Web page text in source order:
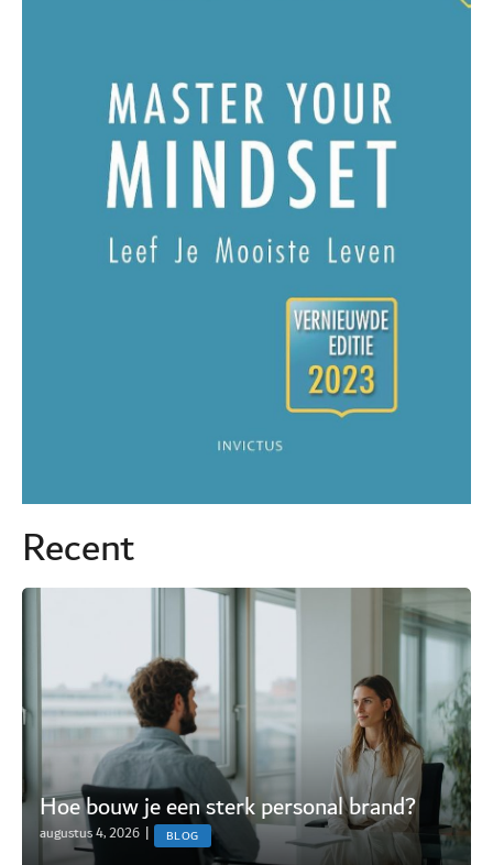
Recent
Hoe bouw je een sterk personal brand?
augustus 4, 2026 | BLOG